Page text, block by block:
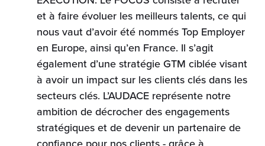
et à faire évoluer les meilleurs talents, ce qui
nous vaut d’avoir été nommés Top Employer
en Europe, ainsi qu’en France. Il s’agit
également d’une stratégie GTM ciblée visant
à avoir un impact sur les clients clés dans les
secteurs clés. L’AUDACE représente notre
ambition de décrocher des engagements
stratégiques et de devenir un partenaire de